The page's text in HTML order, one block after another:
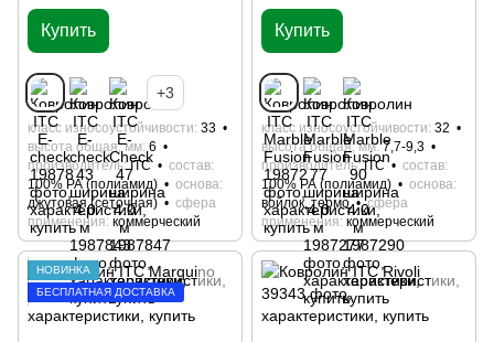
Купить
+3
класс износоустойчивости 33
высота общая, мм 6
производитель ITC
состав
100% РА (полиамид)
основа
джутовая (сеточная)
сфера
применения коммерческий
Купить
класс износоустойчивости 32
высота общая, мм 7,7-9,3
производитель ITC
состав
100% РА (полиамид)
основа
войлок, термо
сфера
применения коммерческий
НОВИНКА
БЕСПЛАТНАЯ ДОСТАВКА